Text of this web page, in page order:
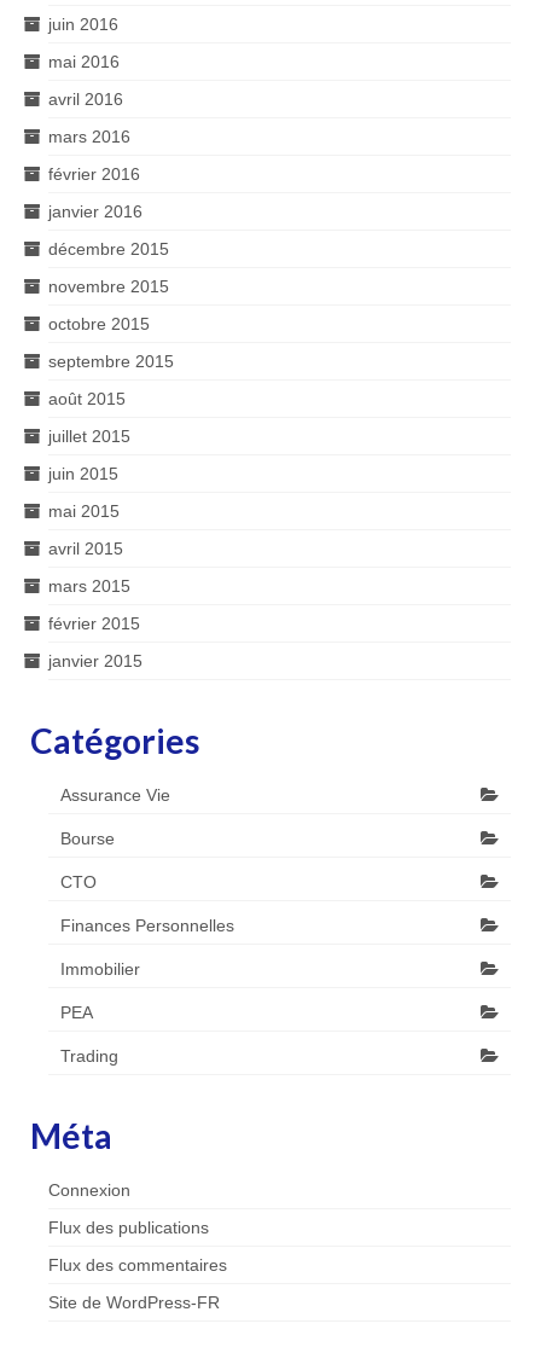
juin 2016
mai 2016
avril 2016
mars 2016
février 2016
janvier 2016
décembre 2015
novembre 2015
octobre 2015
septembre 2015
août 2015
juillet 2015
juin 2015
mai 2015
avril 2015
mars 2015
février 2015
janvier 2015
Catégories
Assurance Vie
Bourse
CTO
Finances Personnelles
Immobilier
PEA
Trading
Méta
Connexion
Flux des publications
Flux des commentaires
Site de WordPress-FR